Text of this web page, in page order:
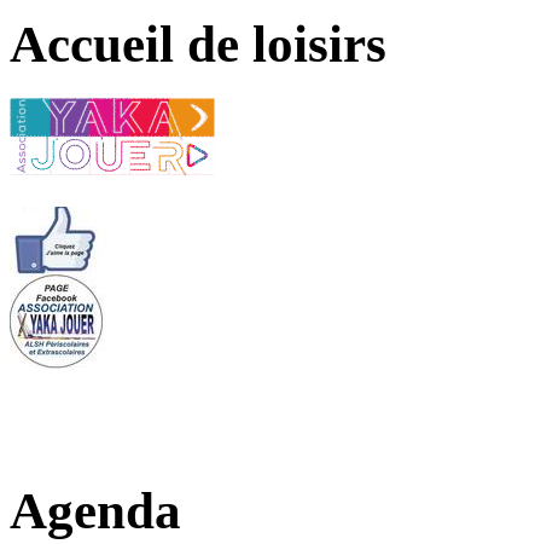
Accueil de loisirs
Agenda